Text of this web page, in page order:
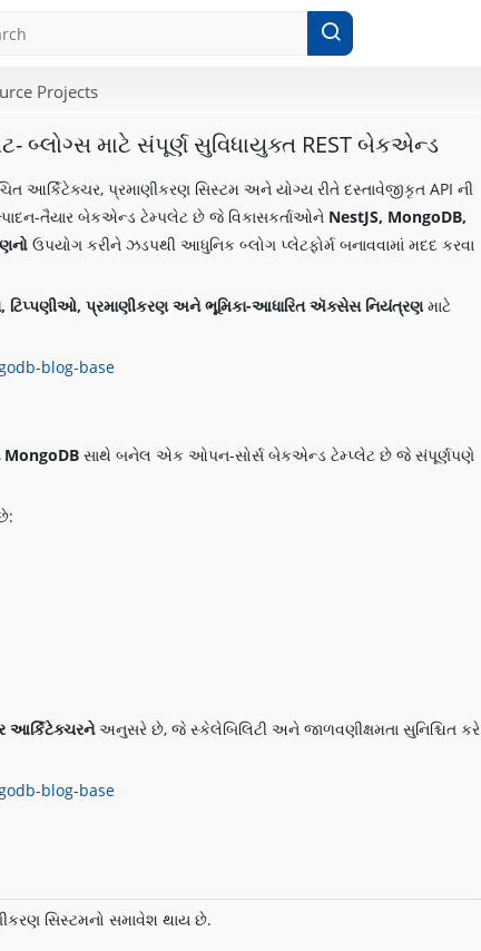
Projects
બ્લોગ્સ માટે સંપૂર્ણ સુવિધાયુક્ત REST બેકએન્ડ
આર્કિટેક્ચર, પ્રમાણીકરણ સિસ્ટમ અને યોગ્ય રીતે દસ્તાવેજીકૃત API ની
તૈયાર બેકએન્ડ ટેમ્પલેટ છે જે વિકાસકર્તાઓને NestJS, MongoDB,
ઉપયોગ કરીને ઝડપથી આધુનિક બ્લોગ પ્લેટફોર્મ બનાવવામાં મદદ કરવા
પ્રમાણીકરણ અને ભૂમિકા-આધારિત ઍક્સેસ નિયંત્રણમાટે
blog-base
સાથે બનેલ એક ઓપન-સોર્સ બેકએન્ડ ટેમ્પ્લેટ છે જે સંપૂર્ણપણે
આર્કિટેક્ચરનેઅનુસરે છે, જે સ્કેલેબિલિટી અને જાળવણીક્ષમતા સુનિશ્ચિત કરે
blog-base
સિસ્ટમનો સમાવેશ થાય છે.